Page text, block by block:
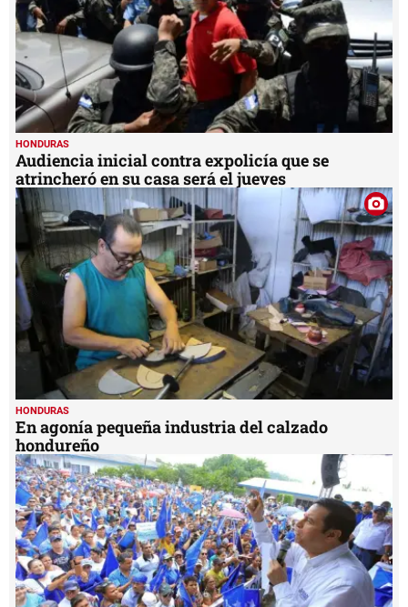
HONDURAS
Audiencia inicial contra expolicía que se
atrincheró en su casa será el jueves
HONDURAS
En agonía pequeña industria del calzado
hondureño